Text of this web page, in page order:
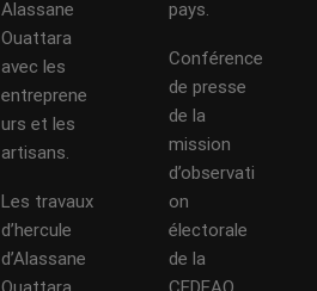
Alassane
Ouattara
avec les
entreprene
urs et les
artisans.
Les travaux
d’hercule
d’Alassane
pays.
Conférence
de presse
de la
mission
d’observati
on
électorale
de la